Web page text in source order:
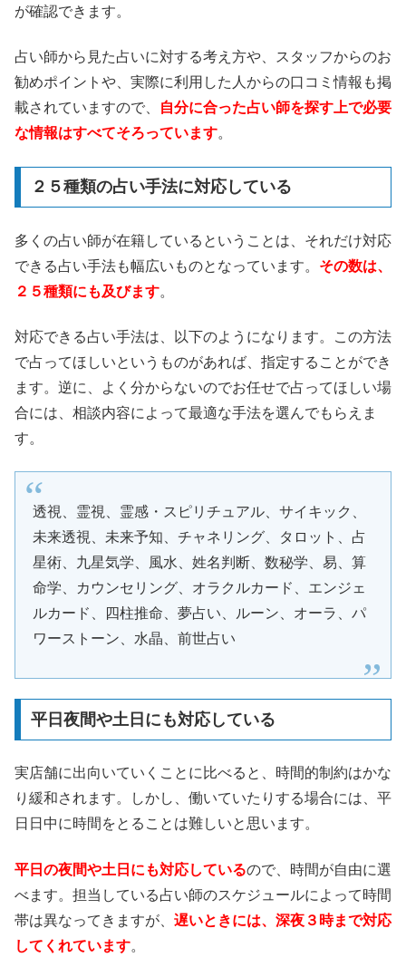
が確認できます。
占い師から見た占いに対する考え方や、スタッフからのお
勧めポイントや、実際に利用した人からの口コミ情報も掲
載されていますので、
自分に合った占い師を探す上で必要
な情報はすべてそろっています。
２５種類の占い手法に対応している
多くの占い師が在籍しているということは、それだけ対応
できる占い手法も幅広いものとなっています。 その数は、
２５種類にも及びます。
対応できる占い手法は、以下のようになります。この方法
で占ってほしいというものがあれば、指定することができ
ます。逆に、よく分からないのでお任せで占ってほしい場
合には、相談内容によって最適な手法を選んでもらえま
す。
透視、霊視、霊感・スピリチュアル、サイキック、
未来透視、未来予知、チャネリング、タロット、占
星術、九星気学、風水、姓名判断、数秘学、易、算
命学、カウンセリング、オラクルカード、エンジェ
ルカード、四柱推命、夢占い、ルーン、オーラ、パ
ワーストーン、水晶、前世占い
平日夜間や土日にも対応している
実店舗に出向いていくことに比べると、時間的制約はかな
り緩和されます。しかし、働いていたりする場合には、平
日日中に時間をとることは難しいと思います。
平日の夜間や土日にも対応しているので、時間が自由に選
べます。担当している占い師のスケジュールによって時間
帯は異なってきますが、 遅いときには、深夜３時まで対応
してくれています。